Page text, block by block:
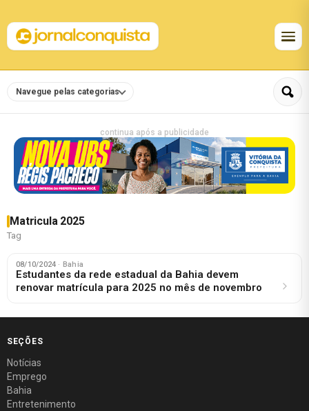
Navegue pelas categorias
continua após a publicidade
Matricula 2025
Tag
08/10/2024 · Bahia
Estudantes da rede estadual da Bahia devem
renovar matrícula para 2025 no mês de novembro
SEÇÕES
Notícias
Emprego
Bahia
Entretenimento